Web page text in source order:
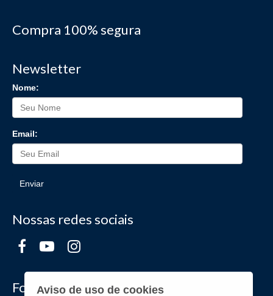
Compra 100% segura
Newsletter
Nome:
Email:
Enviar
Nossas redes sociais
Formas de Pagamento
Aviso de uso de cookies